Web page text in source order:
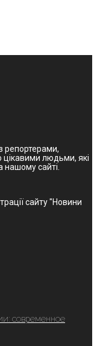
репортерами,
людьми, які
сайті.
сайту "Новини
современное